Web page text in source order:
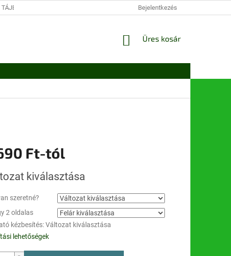
VÁSÁROLJON OLCSÓBBAN A VÁSÁRLÁS LÉPÉSEI
Bejelentkezés
KOSÁR
Üres kosár
Ft-tól
kiválasztása
szeretné?
2 oldalas
kézbesítés: Változat kiválasztása
lehetőségek